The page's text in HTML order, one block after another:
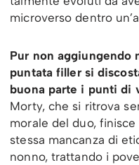
microverso dentro
Pur non aggiungendo
puntata filler si
buona parte i punti di
Morty, che si ritrova
morale del duo,
stessa mancanza di
nonno, trattando i